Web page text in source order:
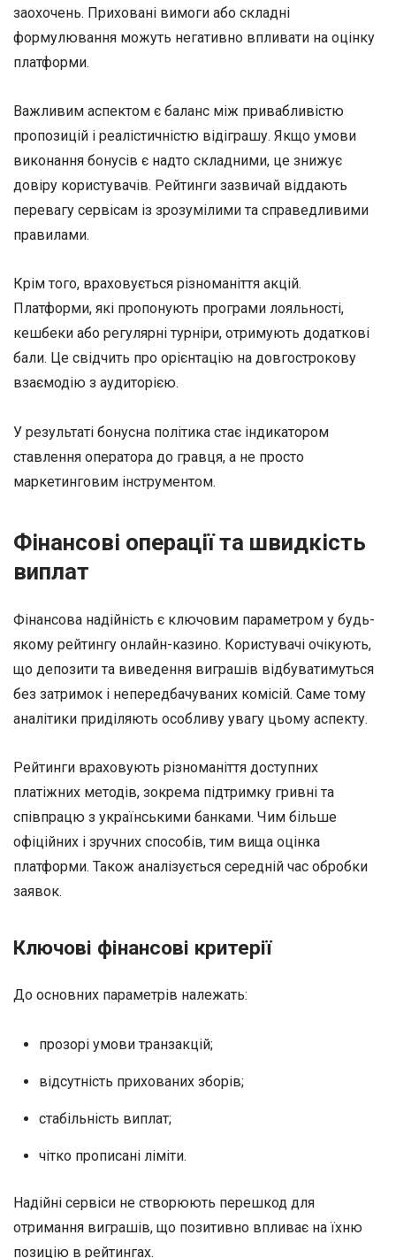
заохочень. Приховані вимоги або складні
формулювання можуть негативно впливати на оцінку
платформи.
Важливим аспектом є баланс між привабливістю
пропозицій і реалістичністю відіграшу. Якщо умови
виконання бонусів є надто складними, це знижує
довіру користувачів. Рейтинги зазвичай віддають
перевагу сервісам із зрозумілими та справедливими
правилами.
Крім того, враховується різноманіття акцій.
Платформи, які пропонують програми лояльності,
кешбеки або регулярні турніри, отримують додаткові
бали. Це свідчить про орієнтацію на довгострокову
взаємодію з аудиторією.
У результаті бонусна політика стає індикатором
ставлення оператора до гравця, а не просто
маркетинговим інструментом.
Фінансові операції та швидкість
виплат
Фінансова надійність є ключовим параметром у будь-
якому рейтингу онлайн-казино. Користувачі очікують,
що депозити та виведення виграшів відбуватимуться
без затримок і непередбачуваних комісій. Саме тому
аналітики приділяють особливу увагу цьому аспекту.
Рейтинги враховують різноманіття доступних
платіжних методів, зокрема підтримку гривні та
співпрацю з українськими банками. Чим більше
офіційних і зручних способів, тим вища оцінка
платформи. Також аналізується середній час обробки
заявок.
Ключові фінансові критерії
До основних параметрів належать:
прозорі умови транзакцій;
відсутність прихованих зборів;
стабільність виплат;
чітко прописані ліміти.
Надійні сервіси не створюють перешкод для
отримання виграшів, що позитивно впливає на їхню
позицію в рейтингах.